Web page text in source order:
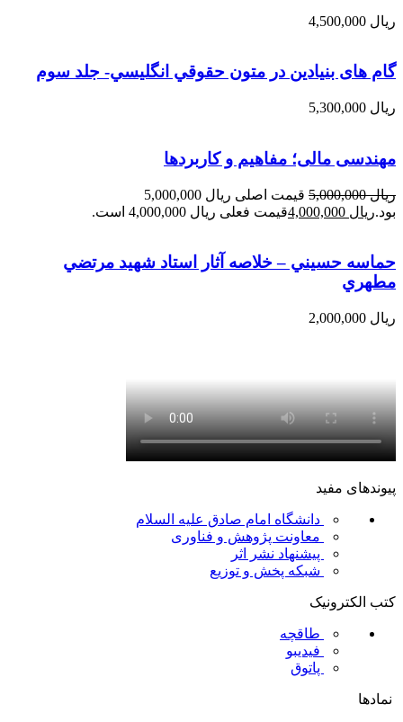
ریال
گام های بنیادین در متون حقوقي انگليسي- جلد سوم
ریال
مهندسی مالی؛ مفاهیم و کاربردها
ریال5,000,000
قیمت اصلی ریال 5,000,000
بود.ریال قیمت فعلی ریال 4,000,000 است.
حماسه حسيني – خلاصه آثار استاد شهيد مرتضي
مطهري
ریال
پیوندهای مفید
دانشگاه امام صادق علیه السلام
معاونت پژوهش و فناوری
پیشنهاد نشر اثر
شبکه پخش و توزیع
کتب الکترونیک
طاقچه
فیدیبو
پاتوق
نمادها